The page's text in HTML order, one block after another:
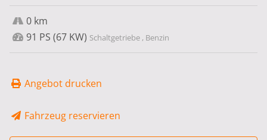
0 km
91 PS (67 KW) Schaltgetriebe , Benzin
Angebot drucken
Fahrzeug reservieren